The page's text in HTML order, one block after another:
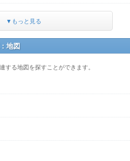
▼もっと見る
地図
する地図を探すことができます。